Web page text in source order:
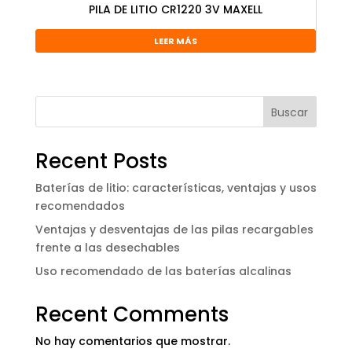
PILA DE LITIO CR1220 3V MAXELL
LEER MÁS
Buscar
Recent Posts
Baterías de litio: características, ventajas y usos
recomendados
Ventajas y desventajas de las pilas recargables
frente a las desechables
Uso recomendado de las baterías alcalinas
Recent Comments
No hay comentarios que mostrar.